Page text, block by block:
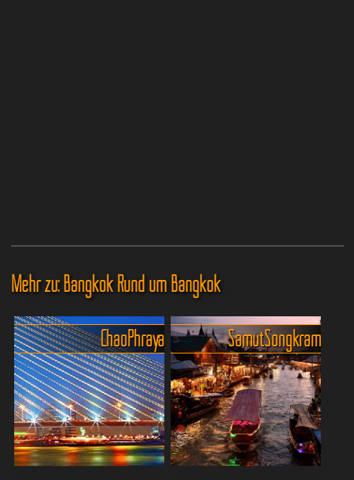
Mehr zu: Bangkok Rund um Bangkok
Chao Phraya Samut Songkram